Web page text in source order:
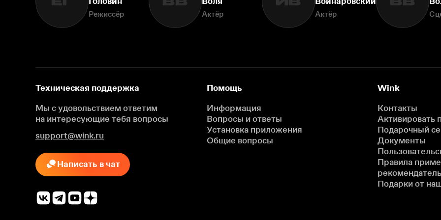
Режиссёр Актёр Актёр
Техническая поддержка
Мы с удовольствием ответим
на интересующие тебя вопросы
support@wink.ru
Написать в чат
Помощь
Информация
Вопросы и ответы
Установка приложения
Общие вопросы
Wink
Контакты
Активировать
Подарочный
Документы
Правила
Подарки от